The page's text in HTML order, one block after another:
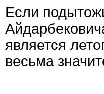
Если
является
весьма